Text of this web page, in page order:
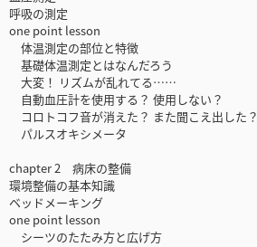
呼吸の測定
one point lesson
体温測定の部位と特徴
基礎体温測定とはなんだろう
大変！ リズムが乱れてる……
自動血圧計を使用する？ 使用しない？
コロトコフ音が消えた？ また聞こえ出した？
パルスオキシメータ
chapter 2 病床の整備
環境整備の基本知識
ベッドメーキング
one point lesson
シーツのたたみ方と広げ方